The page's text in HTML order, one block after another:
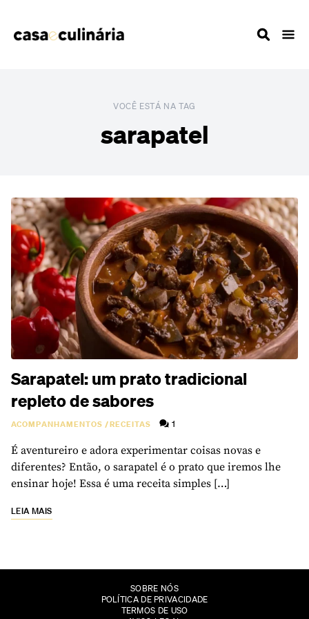
VOCÊ ESTÁ NA TAG
sarapatel
Sarapatel: um prato tradicional
repleto de sabores
ACOMPANHAMENTOS /RECEITAS 1
É aventureiro e adora experimentar coisas novas e
diferentes? Então, o sarapatel é o prato que iremos lhe
ensinar hoje! Essa é uma receita simples […]
LEIA MAIS
SOBRE NÓS
POLÍTICA DE PRIVACIDADE
TERMOS DE USO